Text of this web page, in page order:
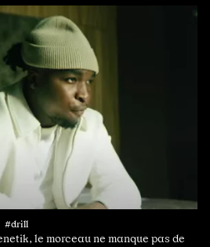
#drill
le morceau ne manque pas de